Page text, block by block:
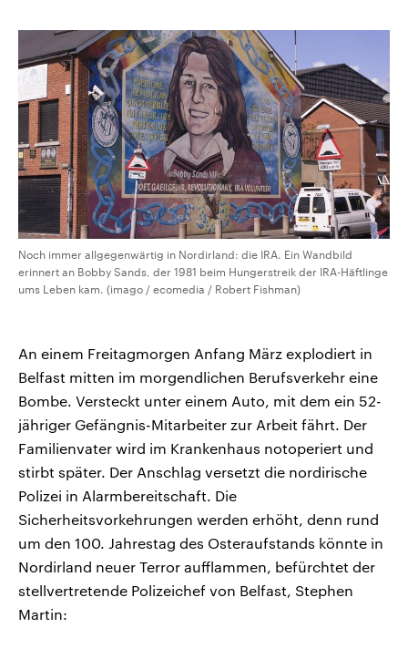
Noch immer allgegenwärtig in Nordirland: die IRA. Ein Wandbild
erinnert an Bobby Sands, der 1981 beim Hungerstreik der IRA-Häftlinge
ums Leben kam. (imago / ecomedia / Robert Fishman)
An einem Freitagmorgen Anfang März explodiert in
Belfast mitten im morgendlichen Berufsverkehr eine
Bombe. Versteckt unter einem Auto, mit dem ein 52-
jähriger Gefängnis-Mitarbeiter zur Arbeit fährt. Der
Familienvater wird im Krankenhaus notoperiert und
stirbt später. Der Anschlag versetzt die nordirische
Polizei in Alarmbereitschaft. Die
Sicherheitsvorkehrungen werden erhöht, denn rund
um den 100. Jahrestag des Osteraufstands könnte in
Nordirland neuer Terror aufflammen, befürchtet der
stellvertretende Polizeichef von Belfast, Stephen
Martin: